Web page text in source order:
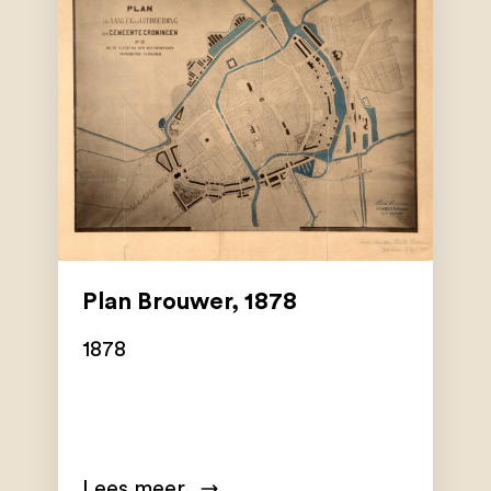
Plan Brouwer, 1878
1878